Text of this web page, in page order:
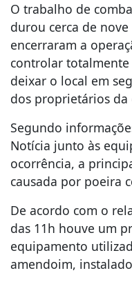
O trabalho de
durou cerca de
encerraram a
controlar totalmente
deixar o local em
dos proprietários da
Segundo
Notícia junto às
ocorrência, a
causada por poeira
De acordo com o
das 11h houve um
equipamento
amendoim,